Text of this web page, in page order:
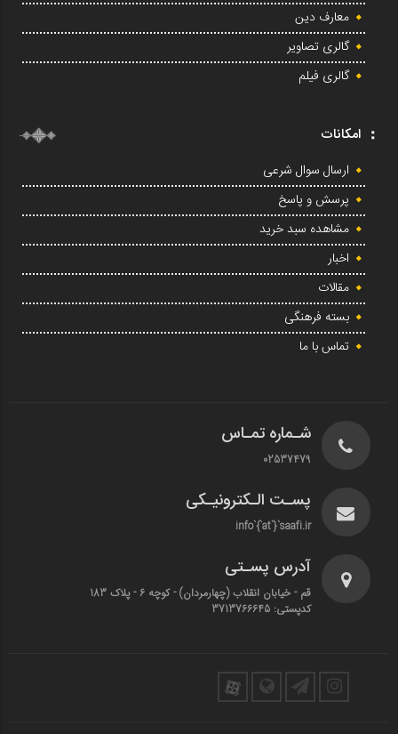
معارف دین
گالری تصاویر
گالری فیلم
امکانات
ارسال سوال شرعی
پرسش و پاسخ
مشاهده سبد خرید
اخبار
مقالات
بسته فرهنگی
تماس با ما
شـماره تمـاس
02537479
پسـت الـکترونیـکی
info`{`at`}`saafi.ir
آدرس پسـتی
قم - خیابان انقلاب (چهارمردان)‌ - کوچه 6 - پلاک 183
کدپستی: 3713766645